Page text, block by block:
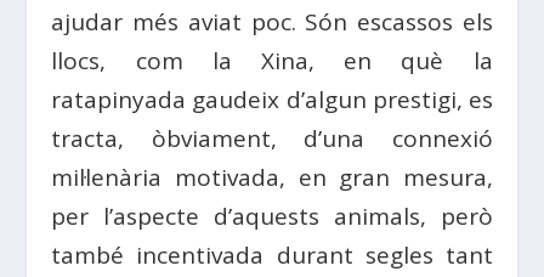
ajudar més aviat poc. Són escassos els
llocs, com la Xina, en què la
ratapinyada gaudeix d’algun prestigi, es
tracta, òbviament, d’una connexió
mil·lenària motivada, en gran mesura,
per l’aspecte d’aquests animals, però
també incentivada durant segles tant